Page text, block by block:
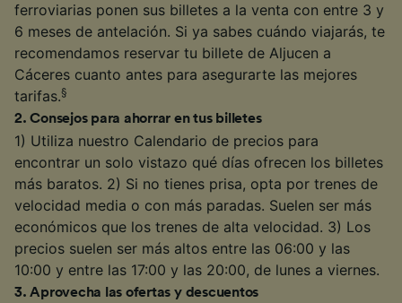
ferroviarias ponen sus billetes a la venta con entre 3 y
6 meses de antelación. Si ya sabes cuándo viajarás, te
recomendamos reservar tu billete de Aljucen a
Cáceres cuanto antes para asegurarte las mejores
tarifas.§
2.Consejos para ahorrar en tus billetes
1) Utiliza nuestro Calendario de precios para
encontrar un solo vistazo qué días ofrecen los billetes
más baratos. 2) Si no tienes prisa, opta por trenes de
velocidad media o con más paradas. Suelen ser más
económicos que los trenes de alta velocidad. 3) Los
precios suelen ser más altos entre las 06:00 y las
10:00 y entre las 17:00 y las 20:00, de lunes a viernes.
3.Aprovecha las ofertas y descuentos